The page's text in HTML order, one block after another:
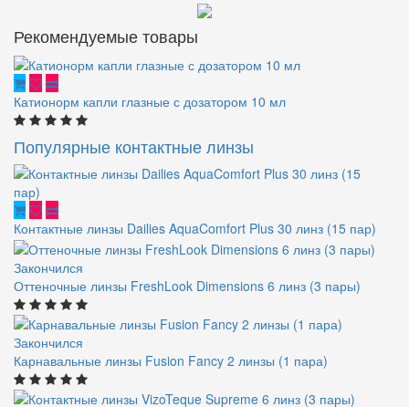
Рекомендуемые товары
Катионорм капли глазные с дозатором 10 мл
Популярные контактные линзы
Контактные линзы Dailies AquaComfort Plus 30 линз (15 пар)
Закончился
Оттеночные линзы FreshLook Dimensions 6 линз (3 пары)
Закончился
Карнавальные линзы Fusion Fancy 2 линзы (1 пара)